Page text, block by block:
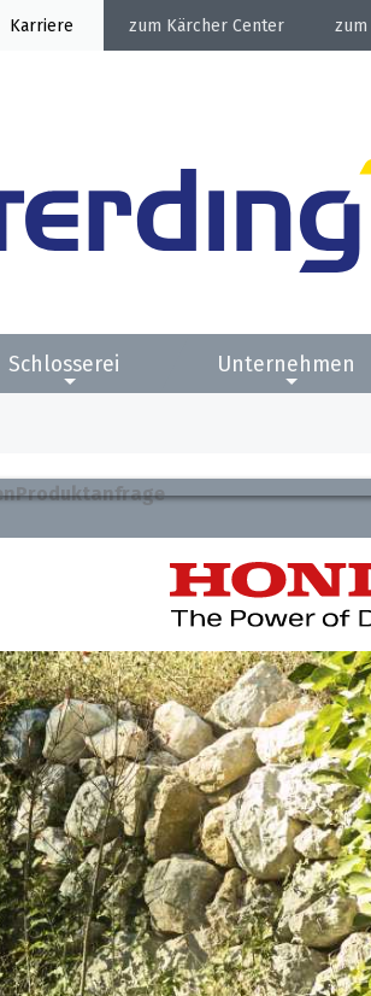
Karriere Kärcher Center
Schlosserei Unternehmen
Produktanfrage